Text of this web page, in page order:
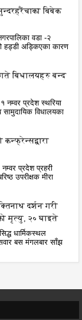
बिबेक
वडा -२
हड्डी अड्किएका कारण
बिधालयहरु बन्द
नम्वर प्रदेश स्थरिया
सामुदायिक विधालयका
प्रदेश प्रहरी
उपरीक्षक मीरा
दर्शन गरी
मृत्यु, २० घाइते
धार्मिकस्थल
बस मंगलबार साँझ